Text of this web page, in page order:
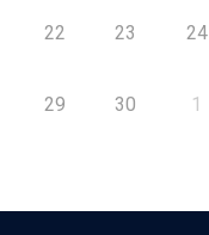
22 23 24
29 30 1